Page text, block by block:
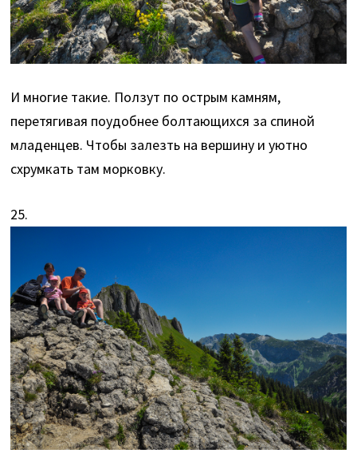
И многие такие. Ползут по острым камням,
перетягивая поудобнее болтающихся за спиной
младенцев. Чтобы залезть на вершину и уютно
схрумкать там морковку.
25.